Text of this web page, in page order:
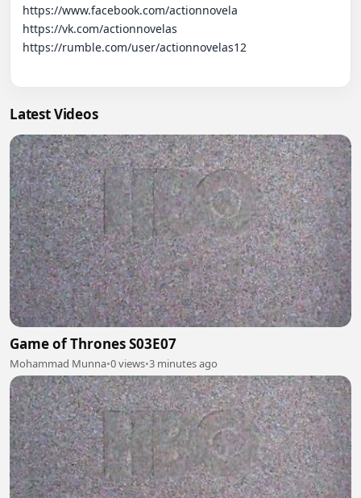
https://www.facebook.com/actionnovela
https://vk.com/actionnovelas
https://rumble.com/user/actionnovelas12
Latest Videos
Game of Thrones S03E07
Mohammad Munna•0 views•3 minutes ago